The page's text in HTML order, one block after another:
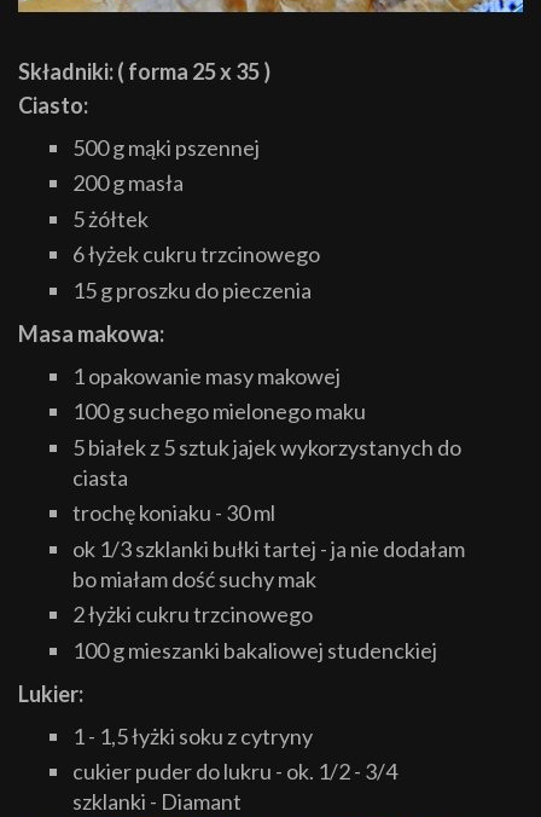
Składniki: ( forma 25 x 35 )
Ciasto:
500 g mąki pszennej
200 g masła
5 żółtek
6 łyżek cukru trzcinowego
15 g proszku do pieczenia
Masa makowa:
1 opakowanie masy makowej
100 g suchego mielonego maku
5 białek z 5 sztuk jajek wykorzystanych do
ciasta
trochę koniaku - 30 ml
ok 1/3 szklanki bułki tartej - ja nie dodałam
bo miałam dość suchy mak
2 łyżki cukru trzcinowego
100 g mieszanki bakaliowej studenckiej
Lukier:
1 - 1,5 łyżki soku z cytryny
cukier puder do lukru - ok. 1/2 - 3/4
szklanki - Diamant